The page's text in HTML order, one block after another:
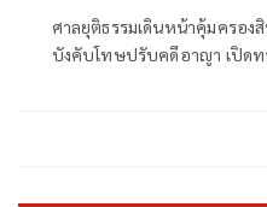
ศาลยุติธรรมเดินหน้าคุ้มครอ
บังคับโทษปรับคดีอาญา เปิดท